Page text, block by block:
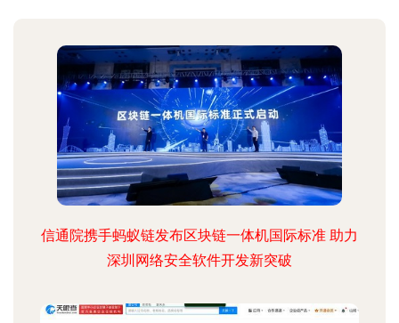
信通院携手蚂蚁链发布区块链一体机国际标准 助力
深圳网络安全软件开发新突破